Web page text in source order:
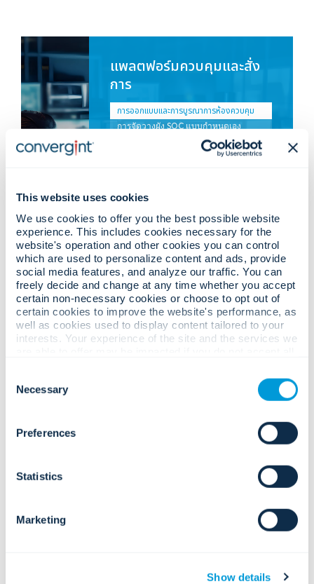
This website uses cookies
We use cookies to offer you the best possible website
experience. This includes cookies necessary for the
website's operation and other cookies you can control
which are used to personalize content and ads, provide
social media features, and analyze our traffic. You can
freely decide and change at any time whether you accept
certain non-necessary cookies or choose to opt out of
certain cookies to improve the website's performance, as
well as cookies used to display content tailored to your
interests. Your experience of the site and the services we
Selection
Necessary
Preferences
Statistics
Marketing
Show details
แพลตฟอร์มควบคุมและสั่ง
การ
การออกแบบและการบูรณาการห้องควบคุม
การจัดวางผัง SOC แบบกำหนดเอง
ข้อมูลที่ออกแบบมาเพื่อความชัดเจนและ
โซลูชันด้านความปลอดภัยแบบครบวงจร
การเข้าถึง การวิเคราะห์ และข้อมูลการ
ดำเนินงานเข้าไว้ด้วยกัน
การจัดการเหตุการณ์และขั้นตอนการทำงาน
ขั้นตอนที่เป็นมาตรฐานและระบบ
อัตโนมัติที่ช่วยให้การตอบสนองมีความ
สม่ำเสมอและมีประสิทธิภาพ
ปลอดภัยระดับโลก (GSOC)
ปลอดภัยสำหรับทีมงานภาคสนามและผู้